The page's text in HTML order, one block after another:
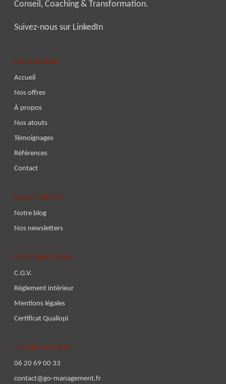
Conseil, Coaching & Transformation.
Suivez-nous sur LinkedIn
DÉCOUVRIR
Accueil
Nos offres
À propos
Nos atouts
Témoignages
Références
Contact
RESSOURCES
Notre blog
Nos newsletters
INFORMATIONS
C.G.V.
Règlement intérieur
Mentions légales
Certificat Qualiopi
COORDONNÉES
06 20 69 00 33
contact@go-management.fr